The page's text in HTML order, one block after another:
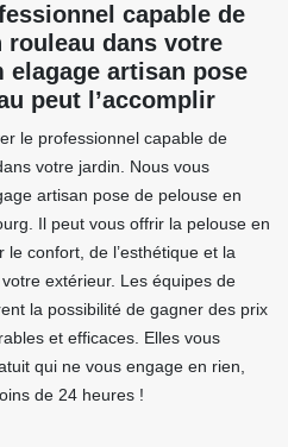
capable de
rouleau dans votre
elagage artisan pose
peut l’accomplir
le professionnel capable de
votre jardin. Nous vous
artisan pose de pelouse en
Il peut vous offrir la pelouse en
confort, de l’esthétique et la
extérieur. Les équipes de
la possibilité de gagner des prix
et efficaces. Elles vous
qui ne vous engage en rien,
de 24 heures !